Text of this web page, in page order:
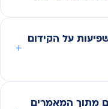
על הקידום
מתוך המאמרים